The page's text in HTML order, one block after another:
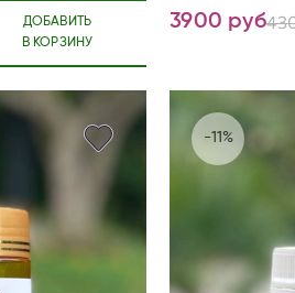
ДОБАВИТЬ
В КОРЗИНУ
3900 руб
-11%